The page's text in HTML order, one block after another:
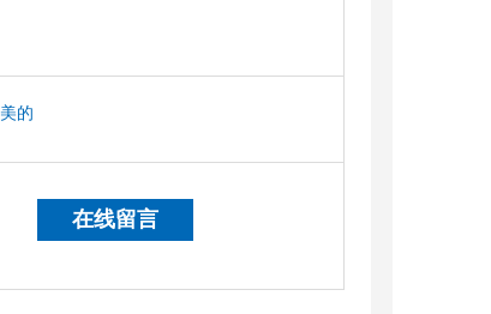
美的
在线留言